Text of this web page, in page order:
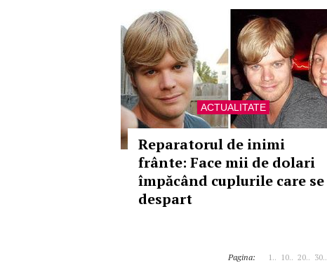
ACTUALITATE
Reparatorul de inimi
frânte: Face mii de dolari
împăcând cuplurile care se
despart
Pagina: 1.. 10.. 20.. 30..